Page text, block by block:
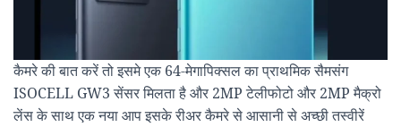
कैमरे की बात करें तो इसमे एक 64-मेगापिक्सल का प्राथमिक सैमसंग
ISOCELL GW3 सेंसर मिलता है और 2MP टेलीफोटो और 2MP मैक्रो
लेंस के साथ एक नया आप इसके रीअर कैमरे से आसानी से अच्छी तस्वीरें